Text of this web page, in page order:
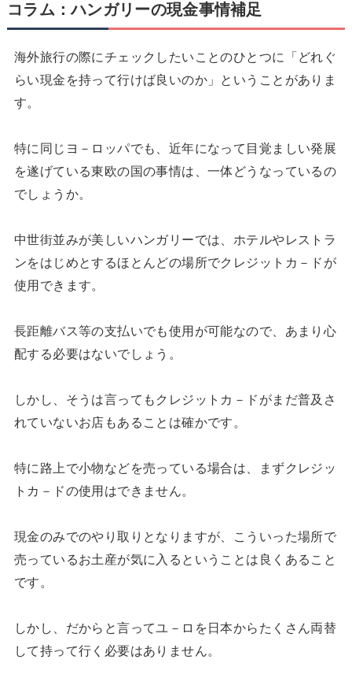
コラム：ハンガリーの現金事情補足
海外旅行の際にチェックしたいことのひとつに「どれぐ
らい現金を持って行けば良いのか」ということがありま
す。
特に同じヨ－ロッパでも、近年になって目覚ましい発展
を遂げている東欧の国の事情は、一体どうなっているの
でしょうか。
中世街並みが美しいハンガリーでは、ホテルやレストラ
ンをはじめとするほとんどの場所でクレジットカ－ドが
使用できます。
長距離バス等の支払いでも使用が可能なので、あまり心
配する必要はないでしょう。
しかし、そうは言ってもクレジットカ－ドがまだ普及さ
れていないお店もあることは確かです。
特に路上で小物などを売っている場合は、まずクレジッ
トカ－ドの使用はできません。
現金のみでのやり取りとなりますが、こういった場所で
売っているお土産が気に入るということは良くあること
です。
しかし、だからと言ってユ－ロを日本からたくさん両替
して持って行く必要はありません。